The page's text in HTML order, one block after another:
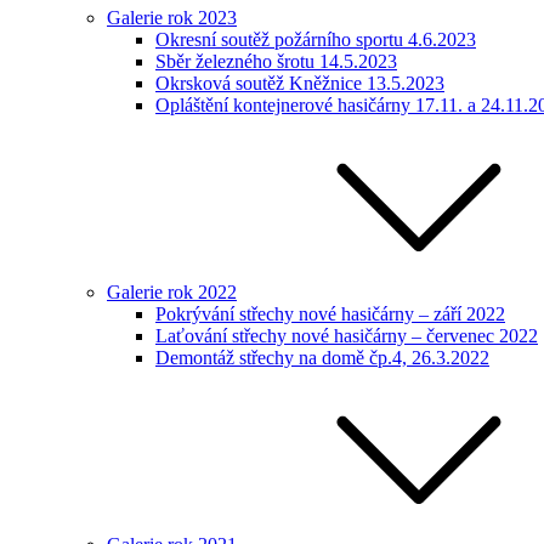
Galerie rok 2023
Okresní soutěž požárního sportu 4.6.2023
Sběr železného šrotu 14.5.2023
Okrsková soutěž Kněžnice 13.5.2023
Opláštění kontejnerové hasičárny 17.11. a
Galerie rok 2022
Pokrývání střechy nové hasičárny – září 2022
Laťování střechy nové hasičárny – červenec 2022
Demontáž střechy na domě čp.4, 26.3.2022